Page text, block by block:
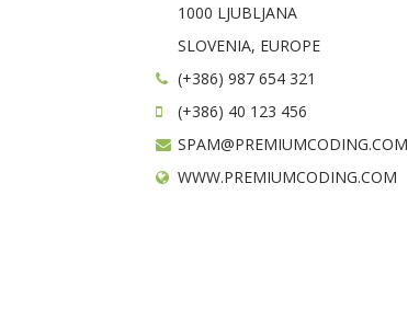
1000 LJUBLJANA
SLOVENIA, EUROPE
(+386) 987 654 321
(+386) 40 123 456
SPAM@PREMIUMCODING.COM
WWW.PREMIUMCODING.COM